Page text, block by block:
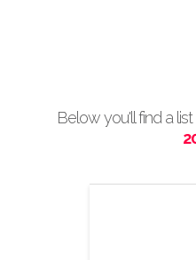
Below you'll find a